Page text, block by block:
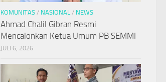
KOMUNITAS / NASIONAL / NEWS
Ahmad Chalil Gibran Resmi
Mencalonkan Ketua Umum PB SEMMI
JULI 6, 2026